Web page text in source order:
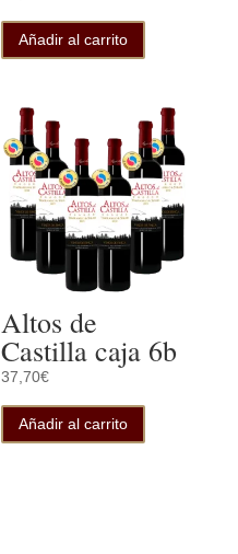
Añadir al carrito
Altos de
Castilla caja 6b
37,70€
Añadir al carrito